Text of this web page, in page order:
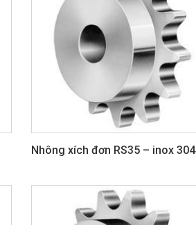
Nhông xích đơn RS35 – inox 304